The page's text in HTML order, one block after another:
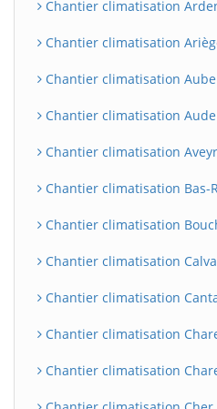
Chantier climatisation
Chantier climatisation
Chantier climatisation Aube
Chantier climatisation Aude
Chantier climatisation
Chantier climatisation Bas-
Chantier climatisation
Chantier climatisation
Chantier climatisation
Chantier climatisation
Chantier climatisation